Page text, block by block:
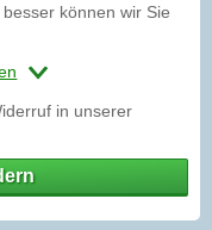
können wir Sie
in unserer